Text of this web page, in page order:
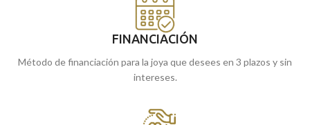
FINANCIACIÓN
Método de financiación para la joya que desees en 3 plazos y sin
intereses.